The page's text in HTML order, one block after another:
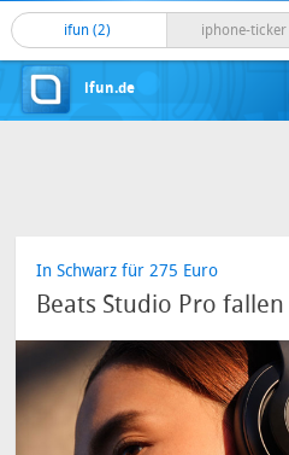
ifun (2) iphone-ticker
ifun.de
In Schwarz für 275 Euro
Beats Studio Pro